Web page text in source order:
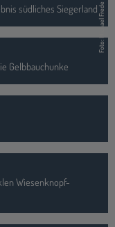
südliches SiegerlandFoto: Michael Frede
Gelbbauchunke
Wiesenknopf-